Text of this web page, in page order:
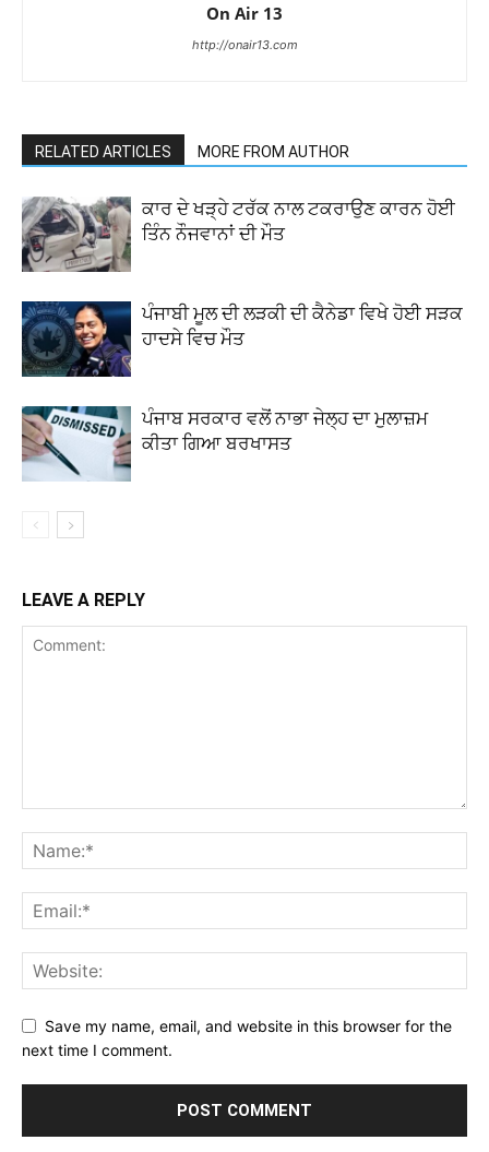
On Air 13
http://onair13.com
RELATED ARTICLES MORE FROM AUTHOR
ਕਾਰ ਦੇ ਖੜ੍ਹੇ ਟਰੱਕ ਨਾਲ ਟਕਰਾਉਣ ਕਾਰਨ ਹੋਈ
ਤਿੰਨ ਨੌਜਵਾਨਾਂ ਦੀ ਮੌਤ
ਪੰਜਾਬੀ ਮੂਲ ਦੀ ਲੜਕੀ ਦੀ ਕੈਨੇਡਾ ਵਿਖੇ ਹੋਈ ਸੜਕ
ਹਾਦਸੇ ਵਿਚ ਮੌਤ
ਪੰਜਾਬ ਸਰਕਾਰ ਵਲੋਂ ਨਾਭਾ ਜੇਲ੍ਹ ਦਾ ਮੁਲਾਜ਼ਮ
ਕੀਤਾ ਗਿਆ ਬਰਖਾਸਤ
LEAVE A REPLY
Save my name, email, and website in this browser for the
next time I comment.